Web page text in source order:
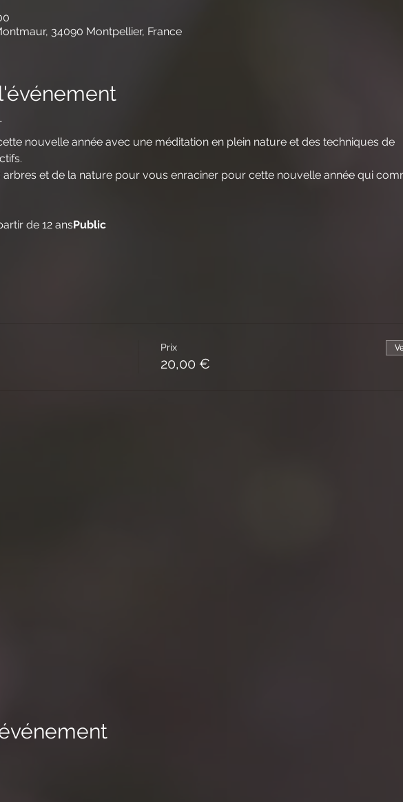
34090 Montpellier, France
nouvelle année avec une méditation en plein nature et des techniques de
arbres et de la nature pour vous enraciner pour cette nouvelle année qui
de 12 ansPublic
Prix
20,00 €